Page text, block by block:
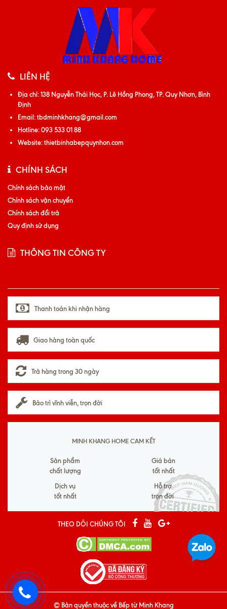
LIÊN HỆ
Địa chỉ:138 Nguyễn Thái Học, P. Lê Hồng Phong, TP. Quy Nhơn, Bình
Định
Email:tbdminhkhang@gmail.com
Hotline:093 533 01 88
Website:thietbinhabepquynhon.com
CHÍNH SÁCH
Chính sách bảo mật
Chính sách vận chuyển
Chính sách đổi trả
Quy định sử dụng
THÔNG TIN CÔNG TY
Thanh toán khi nhận hàng
Giao hàng toàn quốc
Trả hàng trong 30 ngày
Bảo trì vĩnh viễn, trọn đời
MINH KHANG HOME CAM KẾT
Sản phẩm
chất lượng
Giá bán
tốt nhất
Dịch vụ
tốt nhất
Hỗ trợ
trọn đời
THEO DÕI CHÚNG TÔI
© Bản quyền thuộc về Bếp từ Minh Khang